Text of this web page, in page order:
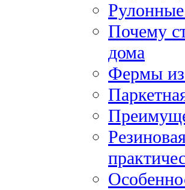
Почему
дома
Фермы